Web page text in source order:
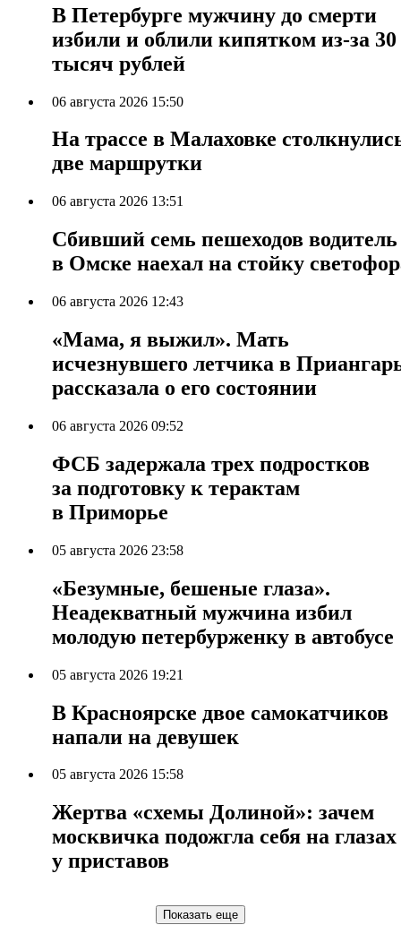
В Петербурге мужчину до смерти
избили и облили кипятком из-за 30
тысяч рублей
06 августа 2026 15:50
На трассе в Малаховке
две маршрутки
06 августа 2026 13:51
Сбивший семь пешеходов водитель
в Омске наехал на стойку
06 августа 2026 12:43
«Мама, я выжил». Мать
исчезнувшего летчика в
рассказала о его состоянии
06 августа 2026 09:52
ФСБ задержала трех подростков
за подготовку к терактам
в Приморье
05 августа 2026 23:58
«Безумные, бешеные глаза».
Неадекватный мужчина избил
молодую петербурженку в автобусе
05 августа 2026 19:21
В Красноярске двое самокатчиков
напали на девушек
05 августа 2026 15:58
Жертва «схемы Долиной»: зачем
москвичка подожгла себя на глазах
у приставов
Показать еще